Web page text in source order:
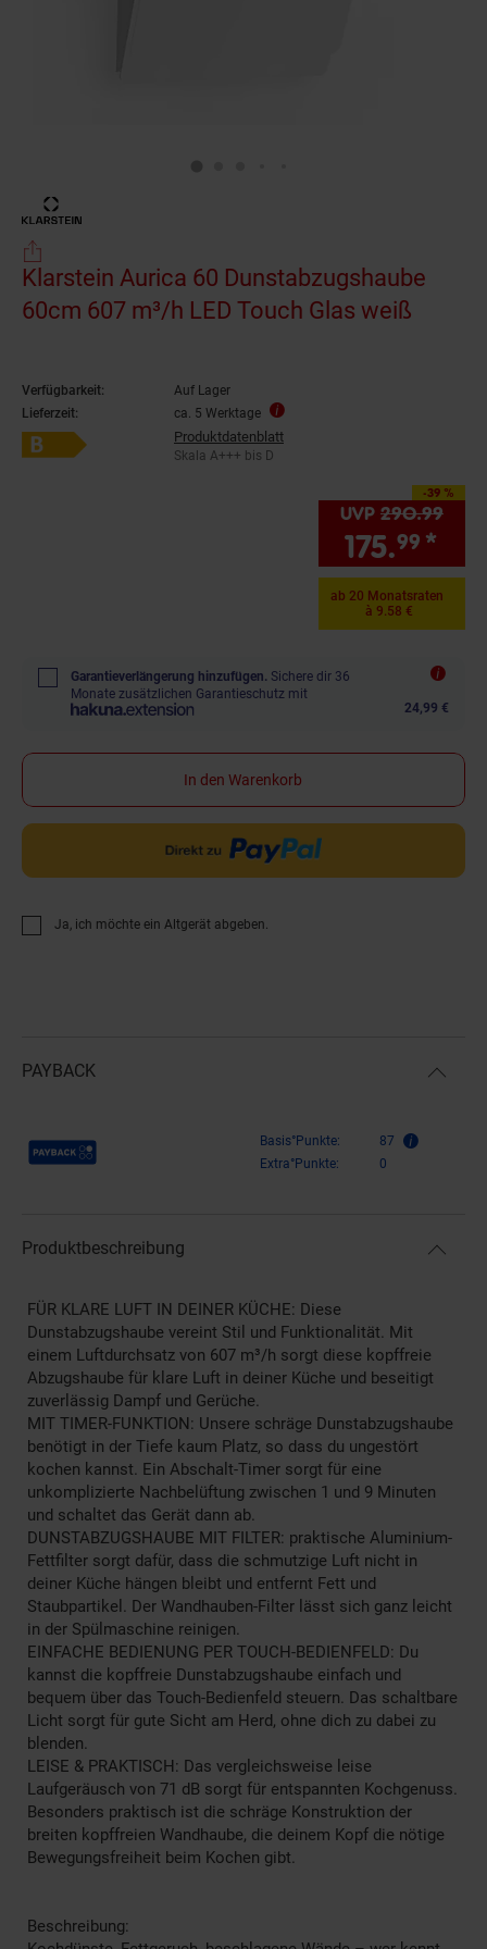
Klarstein Aurica 60 Dunstabzugshaube
60cm 607 m³/h LED Touch Glas weiß
Verfügbarkeit:
Auf Lager
Lieferzeit:
ca. 5 Werktage
Energieeffizienzklasse B auf Skala A+++ bis D
Produktdatenblatt
Skala A+++ bis D
-39 %
Sie Sparen 39 Prozent,
UVP 290.99
175.99 *
ab 20 Monatsraten
à 9.58 €
Garantieverlängerung hinzufügen. Sichere dir 36
Monate zusätzlichen Garantieschutz mit
24,99 €
In den Warenkorb
Ja, ich möchte ein Altgerät abgeben.
PAYBACK
Payback Punkte Basis°Punkte:
87
Extra°Punkte:
0
Produktbeschreibung
FÜR KLARE LUFT IN DEINER KÜCHE: Diese
Dunstabzugshaube vereint Stil und Funktionalität. Mit
einem Luftdurchsatz von 607 m³/h sorgt diese kopffreie
Abzugshaube für klare Luft in deiner Küche und beseitigt
zuverlässig Dampf und Gerüche.
MIT TIMER-FUNKTION: Unsere schräge Dunstabzugshaube
benötigt in der Tiefe kaum Platz, so dass du ungestört
kochen kannst. Ein Abschalt-Timer sorgt für eine
unkomplizierte Nachbelüftung zwischen 1 und 9 Minuten
und schaltet das Gerät dann ab.
DUNSTABZUGSHAUBE MIT FILTER: praktische Aluminium-
Fettfilter sorgt dafür, dass die schmutzige Luft nicht in
deiner Küche hängen bleibt und entfernt Fett und
Staubpartikel. Der Wandhauben-Filter lässt sich ganz leicht
in der Spülmaschine reinigen.
EINFACHE BEDIENUNG PER TOUCH-BEDIENFELD: Du
kannst die kopffreie Dunstabzugshaube einfach und
bequem über das Touch-Bedienfeld steuern. Das schaltbare
Licht sorgt für gute Sicht am Herd, ohne dich zu dabei zu
blenden.
LEISE & PRAKTISCH: Das vergleichsweise leise
Laufgeräusch von 71 dB sorgt für entspannten Kochgenuss.
Besonders praktisch ist die schräge Konstruktion der
breiten kopffreien Wandhaube, die deinem Kopf die nötige
Bewegungsfreiheit beim Kochen gibt.
Beschreibung: